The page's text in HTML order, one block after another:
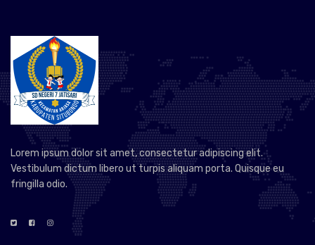
Lorem ipsum dolor sit amet, consectetur adipiscing elit.
Vestibulum dictum libero ut turpis aliquam porta. Quisque eu
fringilla odio.